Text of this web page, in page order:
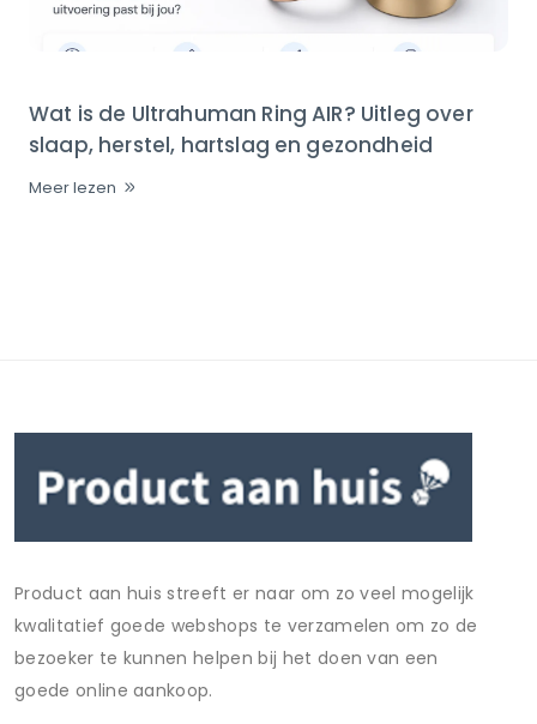
Wat is de Ultrahuman Ring AIR? Uitleg over
slaap, herstel, hartslag en gezondheid
Meer lezen
Product aan huis streeft er naar om zo veel mogelijk
kwalitatief goede webshops te verzamelen om zo de
bezoeker te kunnen helpen bij het doen van een
goede online aankoop.